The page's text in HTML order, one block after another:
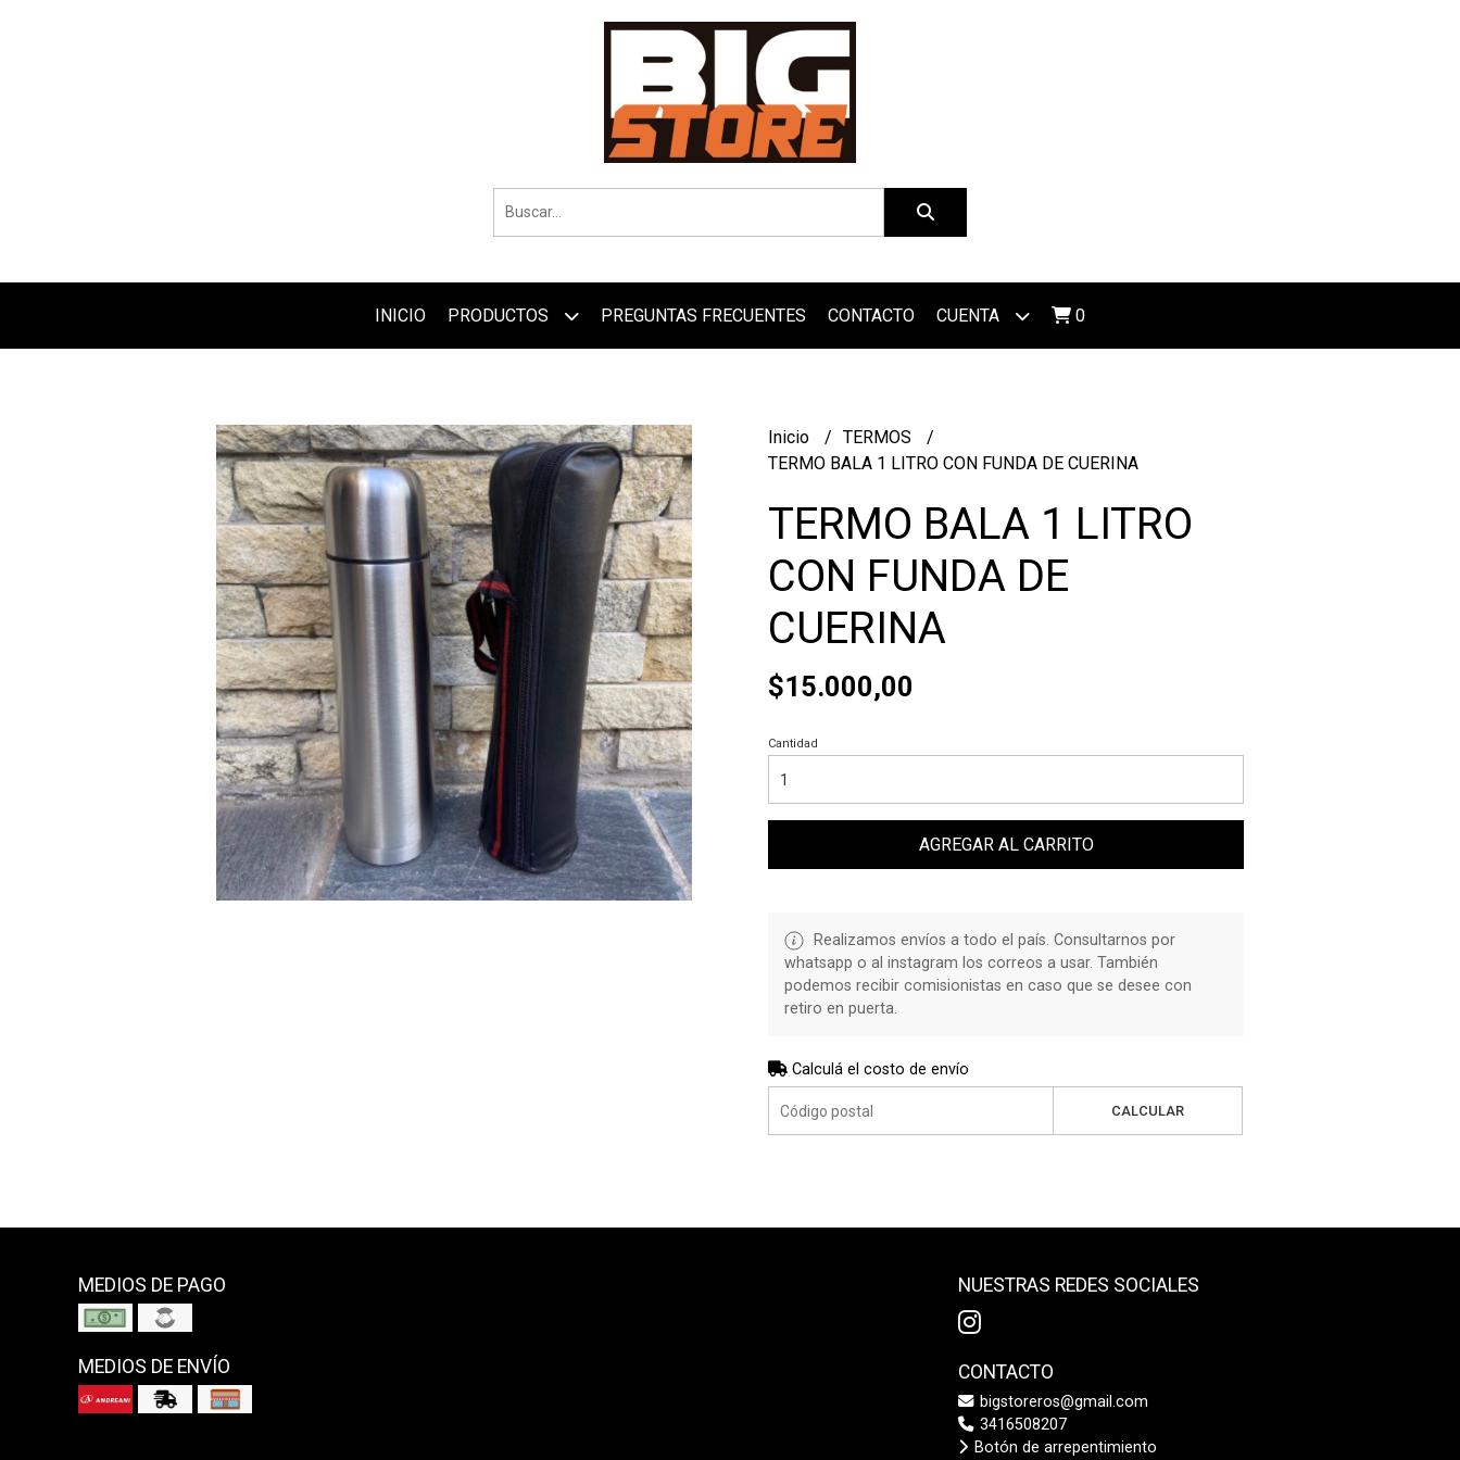
INICIO PRODUCTOS PREGUNTAS FRECUENTES CONTACTO CUENTA 0
Inicio
TERMOS
TERMO BALA 1 LITRO CON FUNDA DE CUERINA
TERMO BALA 1 LITRO
CON FUNDA DE
CUERINA
$15.000,00
Cantidad
AGREGAR AL CARRITO
Realizamos envíos a todo el país. Consultarnos por
whatsapp o al instagram los correos a usar. También
podemos recibir comisionistas en caso que se desee con
retiro en puerta.
Calculá el costo de envío
CALCULAR
MEDIOS DE PAGO
MEDIOS DE ENVÍO
NUESTRAS REDES SOCIALES
CONTACTO
bigstoreros@gmail.com
3416508207
Botón de arrepentimiento